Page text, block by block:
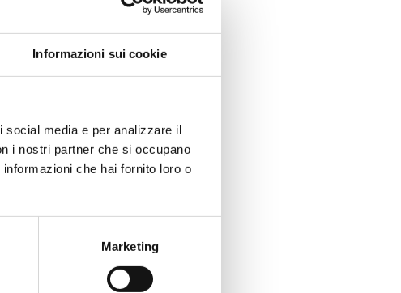
Informazioni sui cookie
social media e per analizzare il
i nostri partner che si occupano
che hai fornito loro o
Marketing